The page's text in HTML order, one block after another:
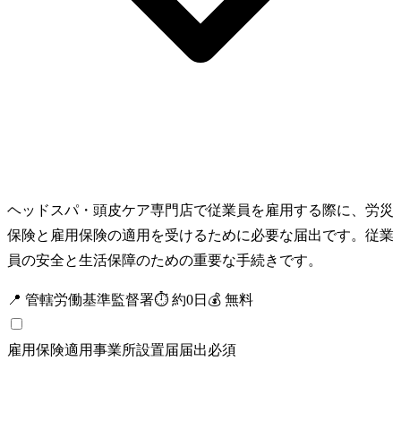
ヘッドスパ・頭皮ケア専門店で従業員を雇用する際に、労災
保険と雇用保険の適用を受けるために必要な届出です。従業
員の安全と生活保障のための重要な手続きです。
📍 管轄労働基準監督署⏱ 約0日 💰 無料
雇用保険適用事業所設置届届出必須